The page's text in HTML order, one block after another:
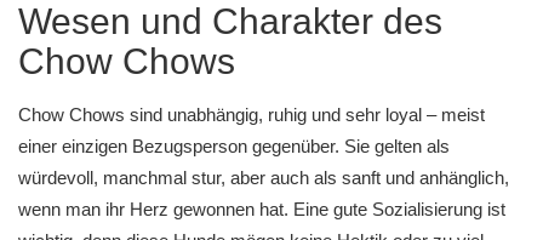
Wesen und Charakter des
Chow Chows
Chow Chows sind unabhängig, ruhig und sehr loyal – meist
einer einzigen Bezugsperson gegenüber. Sie gelten als
würdevoll, manchmal stur, aber auch als sanft und anhänglich,
wenn man ihr Herz gewonnen hat. Eine gute Sozialisierung ist